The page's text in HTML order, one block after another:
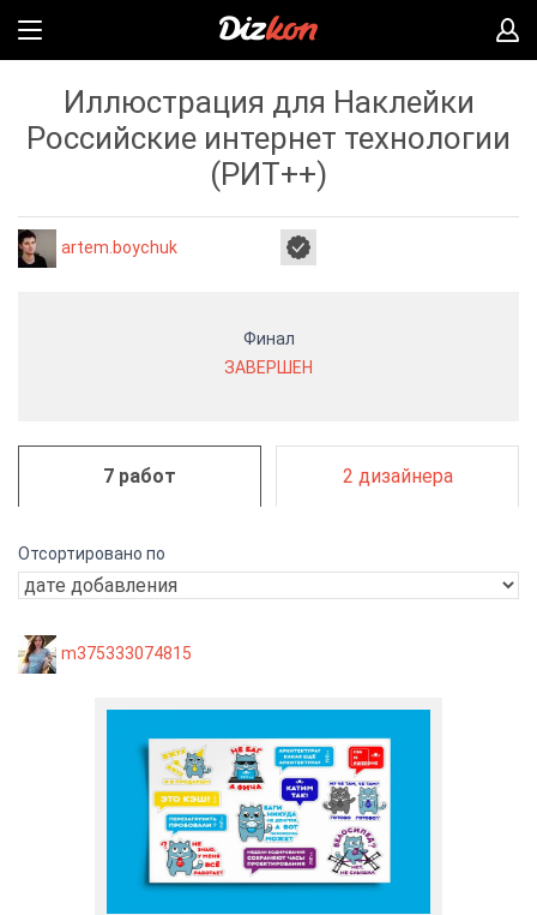
Иллюстрация для Наклейки
Российские интернет технологии
(РИТ++)
artem.boychuk
Финал
ЗАВЕРШЕН
7 работ 2 дизайнера
Отсортировано по
m375333074815